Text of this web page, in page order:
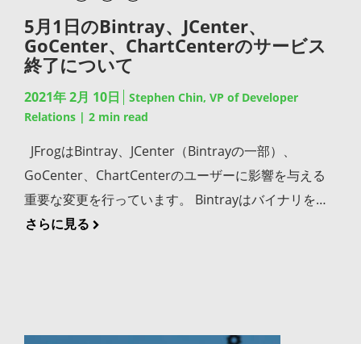
ジョンにJFrogのソリューションを迅速に導入するこ
とができます。 Azure Government Azure
Governmentのお客様はAzure MarketplaceからJFrog
ArtifactoryとJFrog XrayをAzure Governmentの3つの
リージョン(アリゾナ州、バージニア州、テキサス州)
JFrog DevOps Platformはハイブリッドクラウドとマ
ルチクラウドの両方のインフラストラクチャを必要な
規模でサポートすることができる、クラウドに完全対
応した統合ソリューションです。 JFrog DevOps
ビルドを作成し、顧客のデバイスに迅速に届けること
です。高品質のバイナリはバイナリ管理と配布方法を
知っているスマートなシステムから生まれます。 その
ためには: JFrog GitHub Automation: Natively
integrated CI/CD ✅ ✅ Build Promotion for Release
Staging ✅ X Extended Metadata for Traceability ✅ X
Advanced Query Language ✅ X Proxy Repository…
ティカルなものになっています。 このブログ記事では
OSSに含まれている可能性のある脆弱性を軽減するた
めに最も効果的なツールや技術の種類を見ていきま
す。次に特にソフトウェア構成分析（SCA）の分野に
おいて市場で利用可能な多くの異なるオプションを評
価する際に、米とモミ殻を分離し、より良く、より多
くの情報に基づいた意思決定を行うための役立つヒン
トを共有します。 現代の開発の実態 今日の典型的な
アプリケーションの90%近くが公開されているオープ
インに統合された、より多くのセキュリティチェック
5月1日のBintray、JCenter、
GoCenter、ChartCenterのサービス
終了について
2021年 2月 10日
Stephen Chin, VP of Developer
Relations | 2 min read
JFrogはBintray、JCenter（Bintrayの一部）、
GoCenter、ChartCenterのユーザーに影響を与える
重要な変更を行っています。 Bintrayはバイナリを公
開して配布するための無料で普遍的なクラウドプラッ
さらに見る